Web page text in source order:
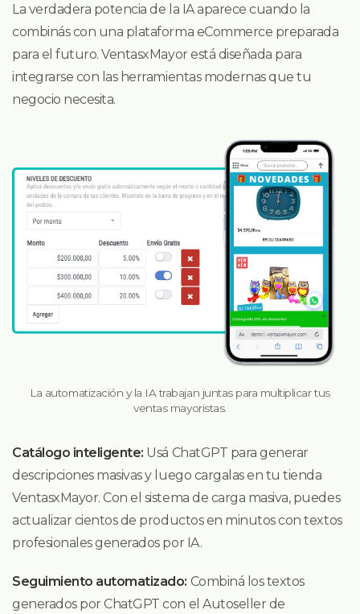
La verdadera potencia de la IA aparece cuando la
combinás con una plataforma eCommerce preparada
para el futuro. VentasxMayor está diseñada para
integrarse con las herramientas modernas que tu
negocio necesita.
La automatización y la IA trabajan juntas para multiplicar tus
ventas mayoristas.
Catálogo inteligente: Usá ChatGPT para generar
descripciones masivas y luego cargalas en tu tienda
VentasxMayor. Con el sistema de carga masiva, puedes
actualizar cientos de productos en minutos con textos
profesionales generados por IA.
Seguimiento automatizado: Combiná los textos
generados por ChatGPT con el Autoseller de